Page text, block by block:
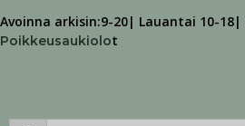
Avoinna arkisin:9-20| Lauantai 10-18|
Poikkeusaukiolot